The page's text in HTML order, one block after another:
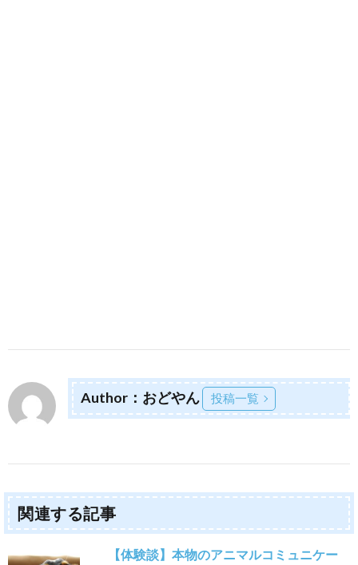
Author：おどやん 投稿一覧
関連する記事
【体験談】本物のアニマルコミュニケー